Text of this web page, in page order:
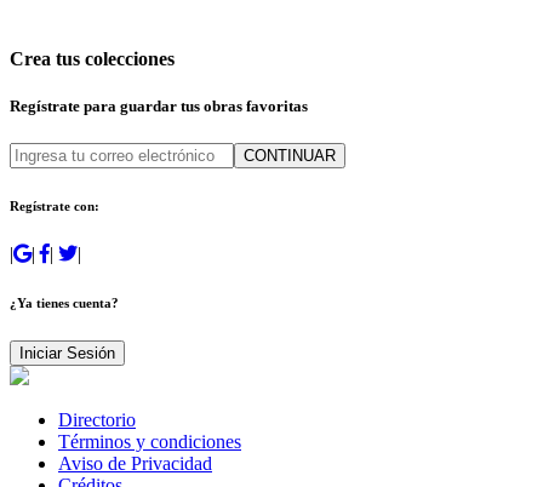
Crea tus colecciones
Regístrate para guardar tus obras favoritas
CONTINUAR
Regístrate con:
| | | |
¿Ya tienes cuenta?
Iniciar Sesión
Directorio
Términos y condiciones
Aviso de Privacidad